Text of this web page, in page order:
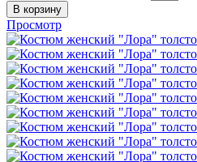
В корзину
Просмотр